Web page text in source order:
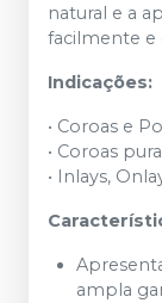
natural e a
facilmente e
Indicações:
• Coroas e
• Coroas
• Inlays,
ampla